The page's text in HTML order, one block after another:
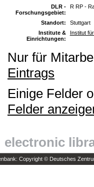
DLR -
Forschungsgebiet:
R RP -
Standort:
Stuttgart
Institute &
Einrichtungen:
Institut
Nur für
Eintrags
Einige Felder
Felder
electronic
Copyright © Deutsches